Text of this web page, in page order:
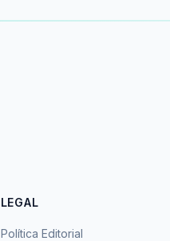
LEGAL
Política Editorial